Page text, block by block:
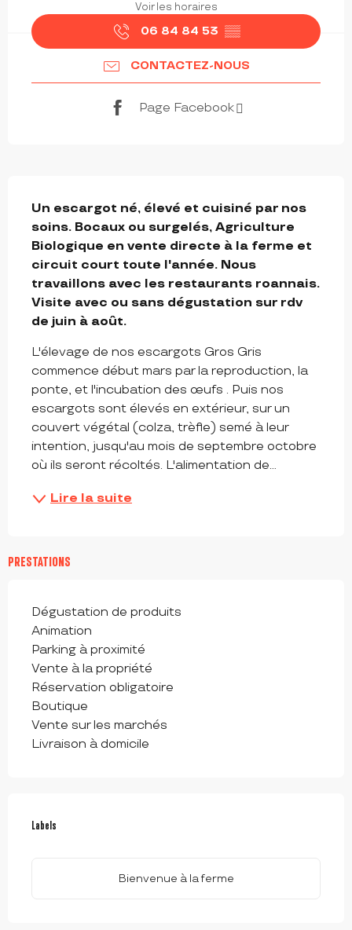
Voir les horaires
06 84 84 53 ▒▒
CONTACTEZ-NOUS
Page Facebook
Un escargot né, élevé et cuisiné par nos
soins. Bocaux ou surgelés, Agriculture
Biologique en vente directe à la ferme et
circuit court toute l'année. Nous
travaillons avec les restaurants roannais.
Visite avec ou sans dégustation sur rdv
de juin à août.
L'élevage de nos escargots Gros Gris
commence début mars par la reproduction, la
ponte, et l'incubation des œufs . Puis nos
escargots sont élevés en extérieur, sur un
couvert végétal (colza, trèfle) semé à leur
intention, jusqu'au mois de septembre octobre
où ils seront récoltés. L'alimentation de...
Lire la suite
PRESTATIONS
Dégustation de produits
Animation
Parking à proximité
Vente à la propriété
Réservation obligatoire
Boutique
Vente sur les marchés
Livraison à domicile
Labels
Labels
Bienvenue à la ferme